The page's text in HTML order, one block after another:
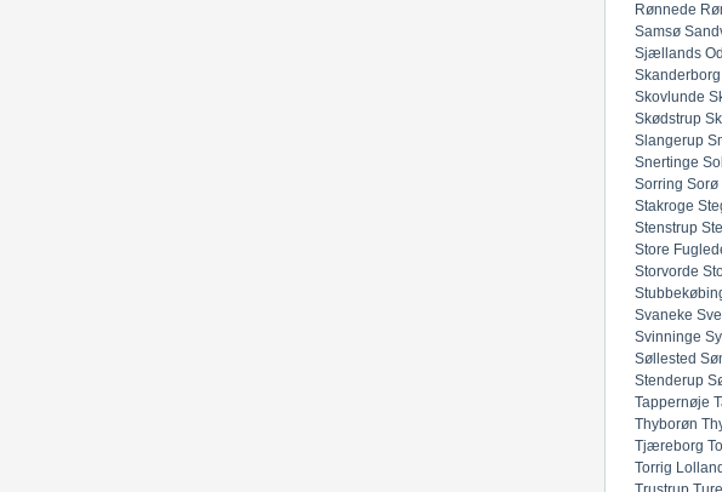
Rønnede
Samsø
Sjællands
Skanderborg
Skovlunde
Skødstrup
Slangerup
Snertinge
Sorring Sorø
Stakroge
Stenstrup
Store
Storvorde
Svaneke
Svinninge
Søllested
Stenderup
Tappernøje
Thyborøn
Tjæreborg
Torrig Lolland